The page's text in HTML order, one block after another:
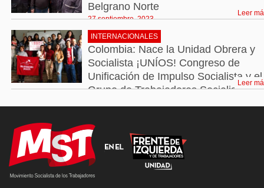
Belgrano Norte
27 septiembre, 2023
Leer
INTERNACIONALES
Colombia: Nace la Unidad Obrera y
Socialista ¡UNÍOS! Congreso de
Unificación de Impulso Socialista y el
Grupo de Trabajadores Socialistas
Leer